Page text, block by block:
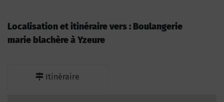
Localisation et itinéraire vers : Boulangerie
marie blachère à Yzeure
Itinéraire